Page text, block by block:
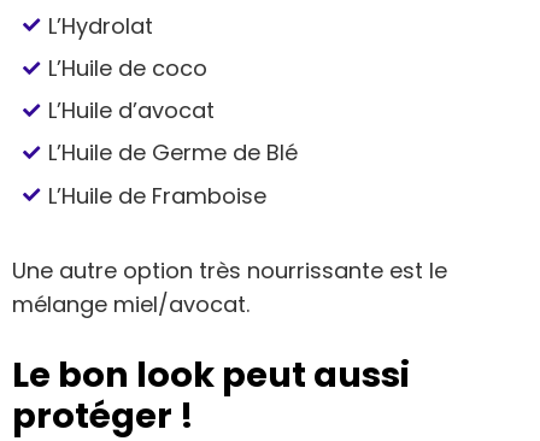
L’Hydrolat
L’Huile de coco
L’Huile d’avocat
L’Huile de Germe de Blé
L’Huile de Framboise
Une autre option très nourrissante est le
mélange miel/avocat.
Le bon look peut aussi
protéger !